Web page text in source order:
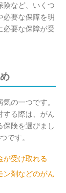
険など、いくつ
必要な保障を明
必要な保障が受
の一つです。
する際は、がん
保険を選びまし
です。
が受け取れる
ン剤などのがん